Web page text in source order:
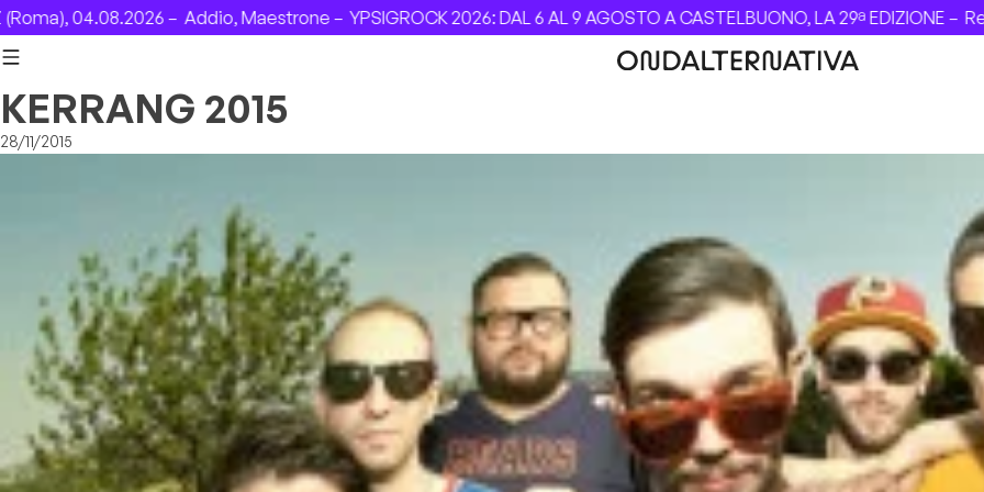
Skip to content
04.08.2026 –Addio, Maestrone –YPSIGROCK 2026: DAL 6 AL 9 AGOSTO A CASTELBUONO, LA 29ª EDIZIONE –
KERRANG 2015
28/11/2015